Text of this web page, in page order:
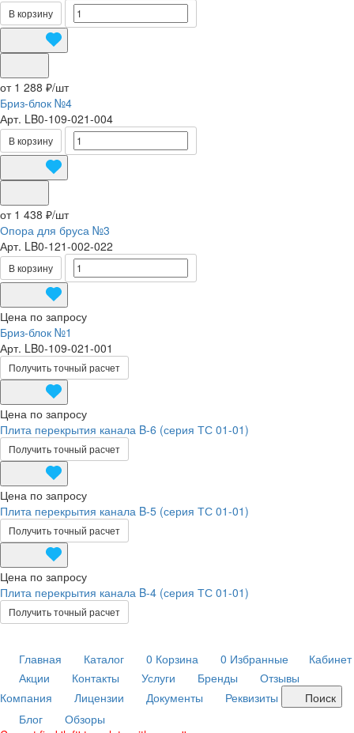
В корзину
от 1 288 ₽/шт
Бриз-блок №4
Арт. LB0-109-021-004
В корзину
от 1 438 ₽/шт
Опора для бруса №3
Арт. LB0-121-002-022
В корзину
Цена по запросу
Бриз-блок №1
Арт. LB0-109-021-001
Получить точный расчет
Цена по запросу
Плита перекрытия канала B-6 (серия ТС 01-01)
Получить точный расчет
Цена по запросу
Плита перекрытия канала B-5 (серия ТС 01-01)
Получить точный расчет
Цена по запросу
Плита перекрытия канала B-4 (серия ТС 01-01)
Получить точный расчет
Главная Каталог 0 Корзина 0 Избранные
Кабинет
Акции
Контакты Услуги Бренды
Отзывы
Компания
Лицензии Документы Реквизиты
Поиск
Блог
Обзоры